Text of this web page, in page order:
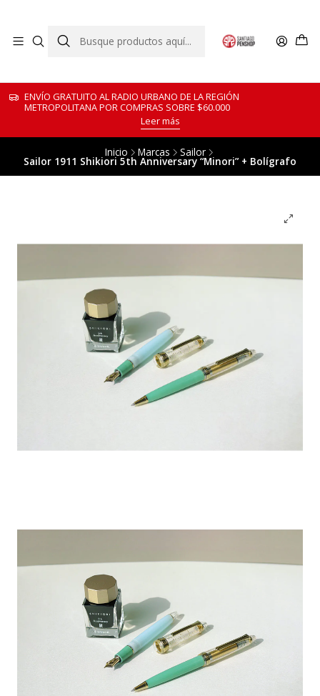
ENVÍO GRATUITO AL RADIO URBANO DE LA REGIÓN
METROPOLITANA POR COMPRAS SOBRE $60.000
Leer más
Inicio Marcas Sailor
Sailor 1911 Shikiori 5th Anniversary “Minori” + Bolígrafo